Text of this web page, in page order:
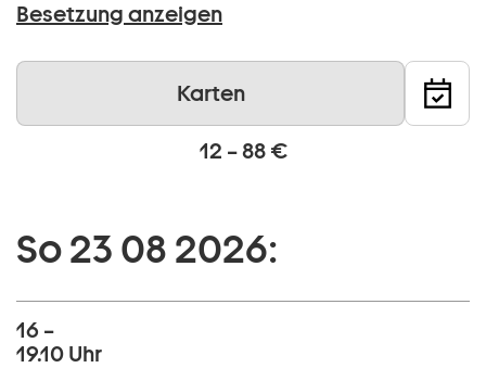
Besetzung anzeigen
Karten
12 – 88 €
So 23 08 2026:
16 –
19.10 Uhr